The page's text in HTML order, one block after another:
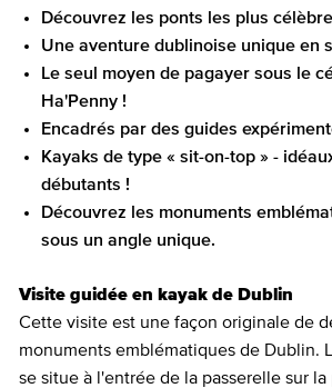
Découvrez les ponts les plus
Une aventure dublinoise unique en
Le seul moyen de pagayer sous le
Ha'Penny !
Encadrés par des guides
Kayaks de type « sit-on-top » -
débutants !
Découvrez les monuments
sous un angle unique.
Visite guidée en kayak de Dublin
Cette visite est une façon originale de
monuments emblématiques de Dublin.
se situe à l'entrée de la passerelle sur